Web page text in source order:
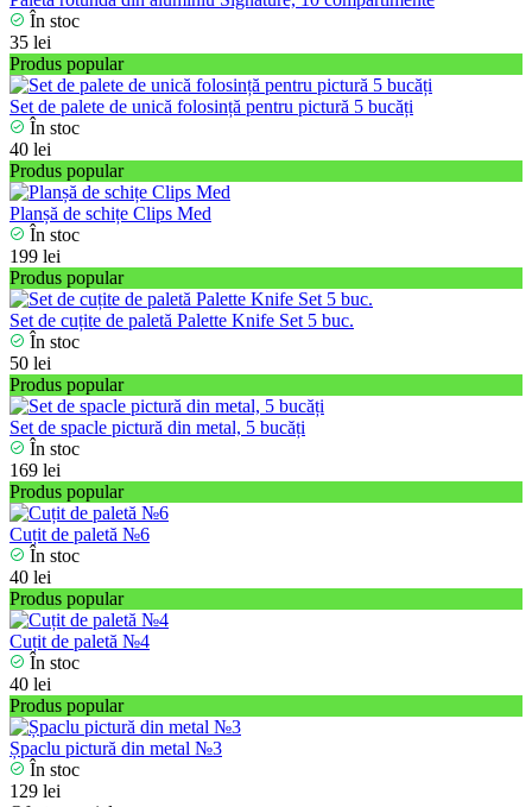
În stoc
35 lei
Produs popular
Set de palete de unică folosință pentru pictură 5 bucăți
În stoc
40 lei
Produs popular
Planșă de schițe Clips Med
În stoc
199 lei
Produs popular
Set de сuțite de paletă Palette Knife Set 5 buc.
În stoc
50 lei
Produs popular
Set de spacle pictură din metal, 5 bucăți
În stoc
169 lei
Produs popular
Cuțit de paletă №6
În stoc
40 lei
Produs popular
Cuțit de paletă №4
În stoc
40 lei
Produs popular
Șpaclu pictură din metal №3
În stoc
129 lei